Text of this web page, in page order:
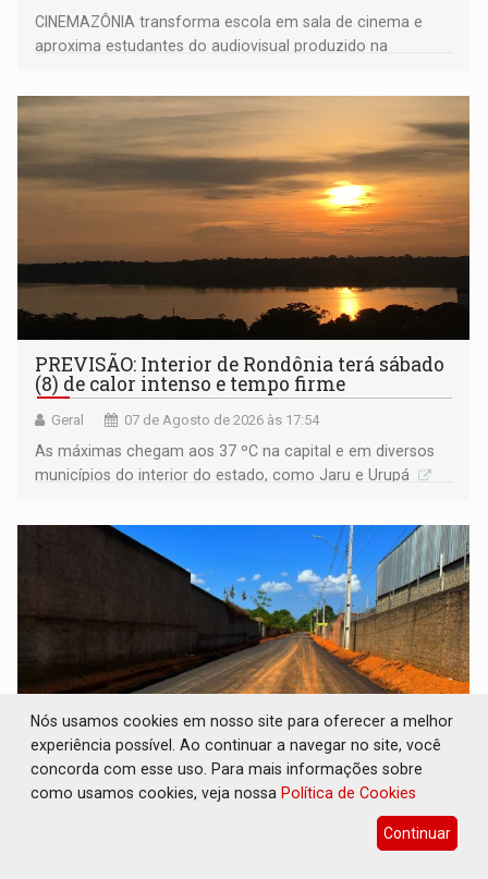
CINEMAZÔNIA transforma escola em sala de cinema e
aproxima estudantes do audiovisual produzido na
PREVISÃO: Interior de Rondônia terá sábado
(8) de calor intenso e tempo firme
Geral 07 de Agosto de 2026 às 17:54
As máximas chegam aos 37 ºC na capital e em diversos
municípios do interior do estado, como Jaru e Urupá
INFRAESTRUTURA: Após quase 30 anos de
Nós usamos cookies em nosso site para oferecer a melhor
experiência possível. Ao continuar a navegar no site, você
concorda com esse uso. Para mais informações sobre
como usamos cookies, veja nossa Política de Cookies
Continuar